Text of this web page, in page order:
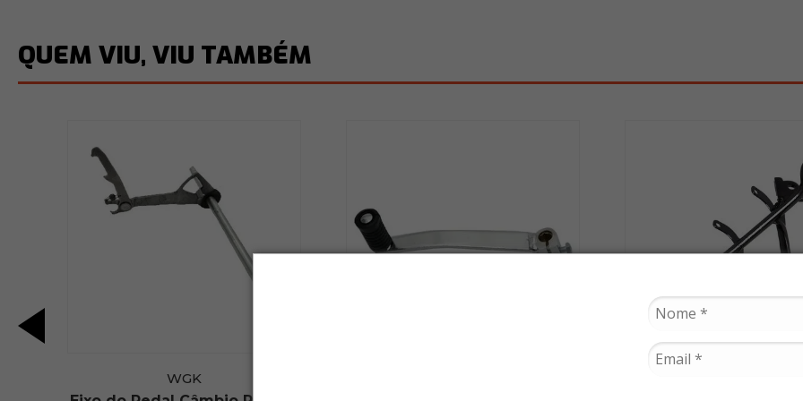
QUEM VIU, VIU TAMBÉM
WGK